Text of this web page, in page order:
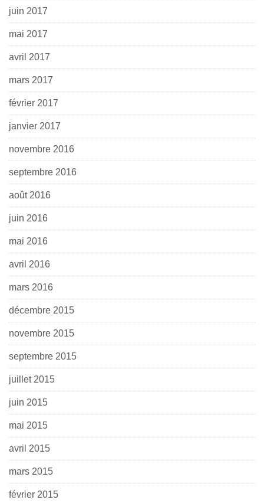
juin 2017
mai 2017
avril 2017
mars 2017
février 2017
janvier 2017
novembre 2016
septembre 2016
août 2016
juin 2016
mai 2016
avril 2016
mars 2016
décembre 2015
novembre 2015
septembre 2015
juillet 2015
juin 2015
mai 2015
avril 2015
mars 2015
février 2015